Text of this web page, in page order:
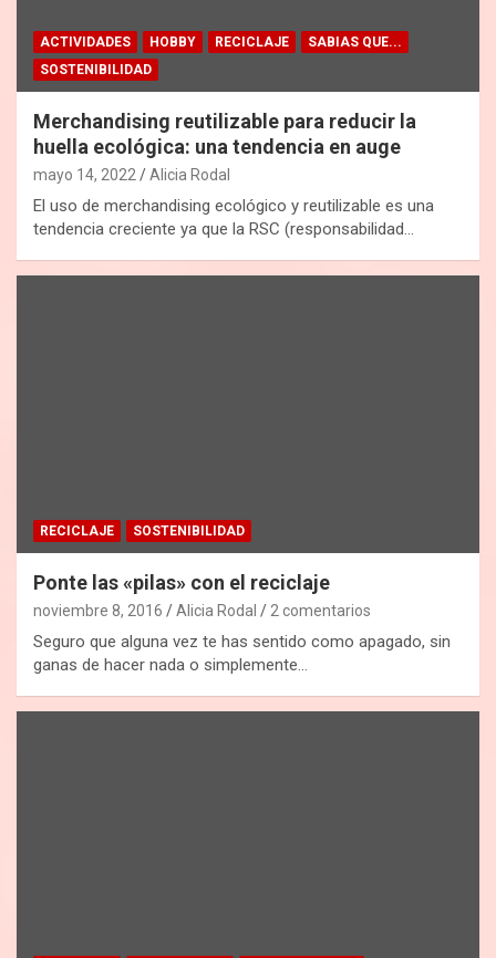
ACTIVIDADES HOBBY RECICLAJE
SABIAS QUE...
SOSTENIBILIDAD
Merchandising reutilizable para reducir la
huella ecológica: una tendencia en auge
mayo 14, 2022 Alicia Rodal
El uso de merchandising ecológico y reutilizable es una
tendencia creciente ya que la RSC (responsabilidad…
RECICLAJE SOSTENIBILIDAD
Ponte las «pilas» con el reciclaje
noviembre 8, 2016 Alicia Rodal 2 comentarios
Seguro que alguna vez te has sentido como apagado, sin
ganas de hacer nada o simplemente…